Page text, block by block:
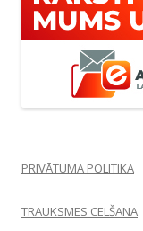
PRIVĀTUMA POLITIKA
TRAUKSMES CELŠANA